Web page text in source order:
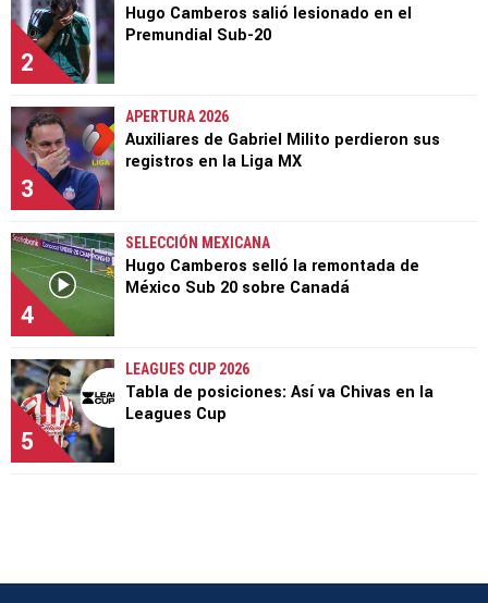
2
Hugo Camberos salió lesionado en el
Premundial Sub-20
3
APERTURA 2026
Auxiliares de Gabriel Milito perdieron sus
registros en la Liga MX
4
SELECCIÓN MEXICANA
Hugo Camberos selló la remontada de
México Sub 20 sobre Canadá
5
LEAGUES CUP 2026
Tabla de posiciones: Así va Chivas en la
Leagues Cup